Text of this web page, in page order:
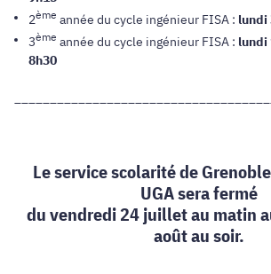
2ème année du cycle ingénieur FISA : lundi
3ème année du cycle ingénieur FISA : lundi
8h30
Le service scolarité de
UGA sera fermé
du vendredi 24 juillet au matin
août au soir.